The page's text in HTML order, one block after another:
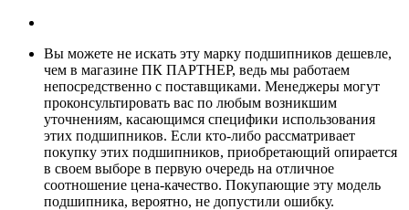
Вы можете не искать эту марку подшипников дешевле,
чем в магазине ПК ПАРТНЕР, ведь мы работаем
непосредственно с поставщиками. Менеджеры могут
проконсультировать вас по любым возникшим
уточнениям, касающимся специфики использования
этих подшипников. Если кто-либо рассматривает
покупку этих подшипников, приобретающий опирается
в своем выборе в первую очередь на отличное
соотношение цена-качество. Покупающие эту модель
подшипника, вероятно, не допустили ошибку.